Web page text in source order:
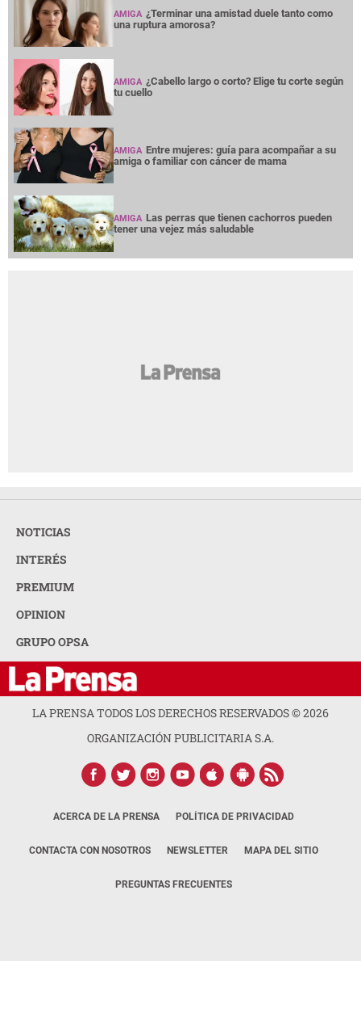
AMIGA ¿Terminar una amistad duele tanto como
una ruptura amorosa?
AMIGA ¿Cabello largo o corto? Elige tu corte según
tu cuello
AMIGA Entre mujeres: guía para acompañar a su
amiga o familiar con cáncer de mama
AMIGA Las perras que tienen cachorros pueden
tener una vejez más saludable
NOTICIAS
INTERÉS
PREMIUM
OPINION
GRUPO OPSA
LA PRENSA TODOS LOS DERECHOS RESERVADOS ©2026
ORGANIZACIÓN PUBLICITARIA S.A.
ACERCA DE LA PRENSA POLÍTICA DE PRIVACIDAD
CONTACTA CON NOSOTROS NEWSLETTER MAPA DEL SITIO
PREGUNTAS FRECUENTES